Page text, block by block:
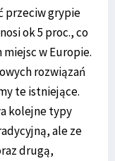
przeciw grypie
ok 5 proc., co
w Europie.
rozwiązań
te istniejące.
kolejne typy
ale ze
drugą,